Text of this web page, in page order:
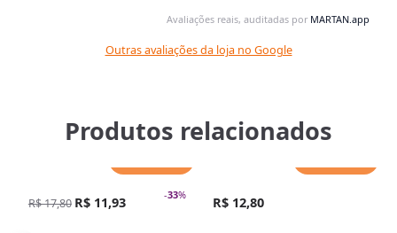
Avaliações reais, auditadas por MARTAN.app
Outras avaliações da loja no Google
Produtos relacionados
-33%
R$ 17,80 R$ 11,93 R$ 12,80